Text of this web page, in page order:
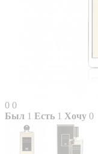
0 0
Был 1 Есть 1 Хочу 0